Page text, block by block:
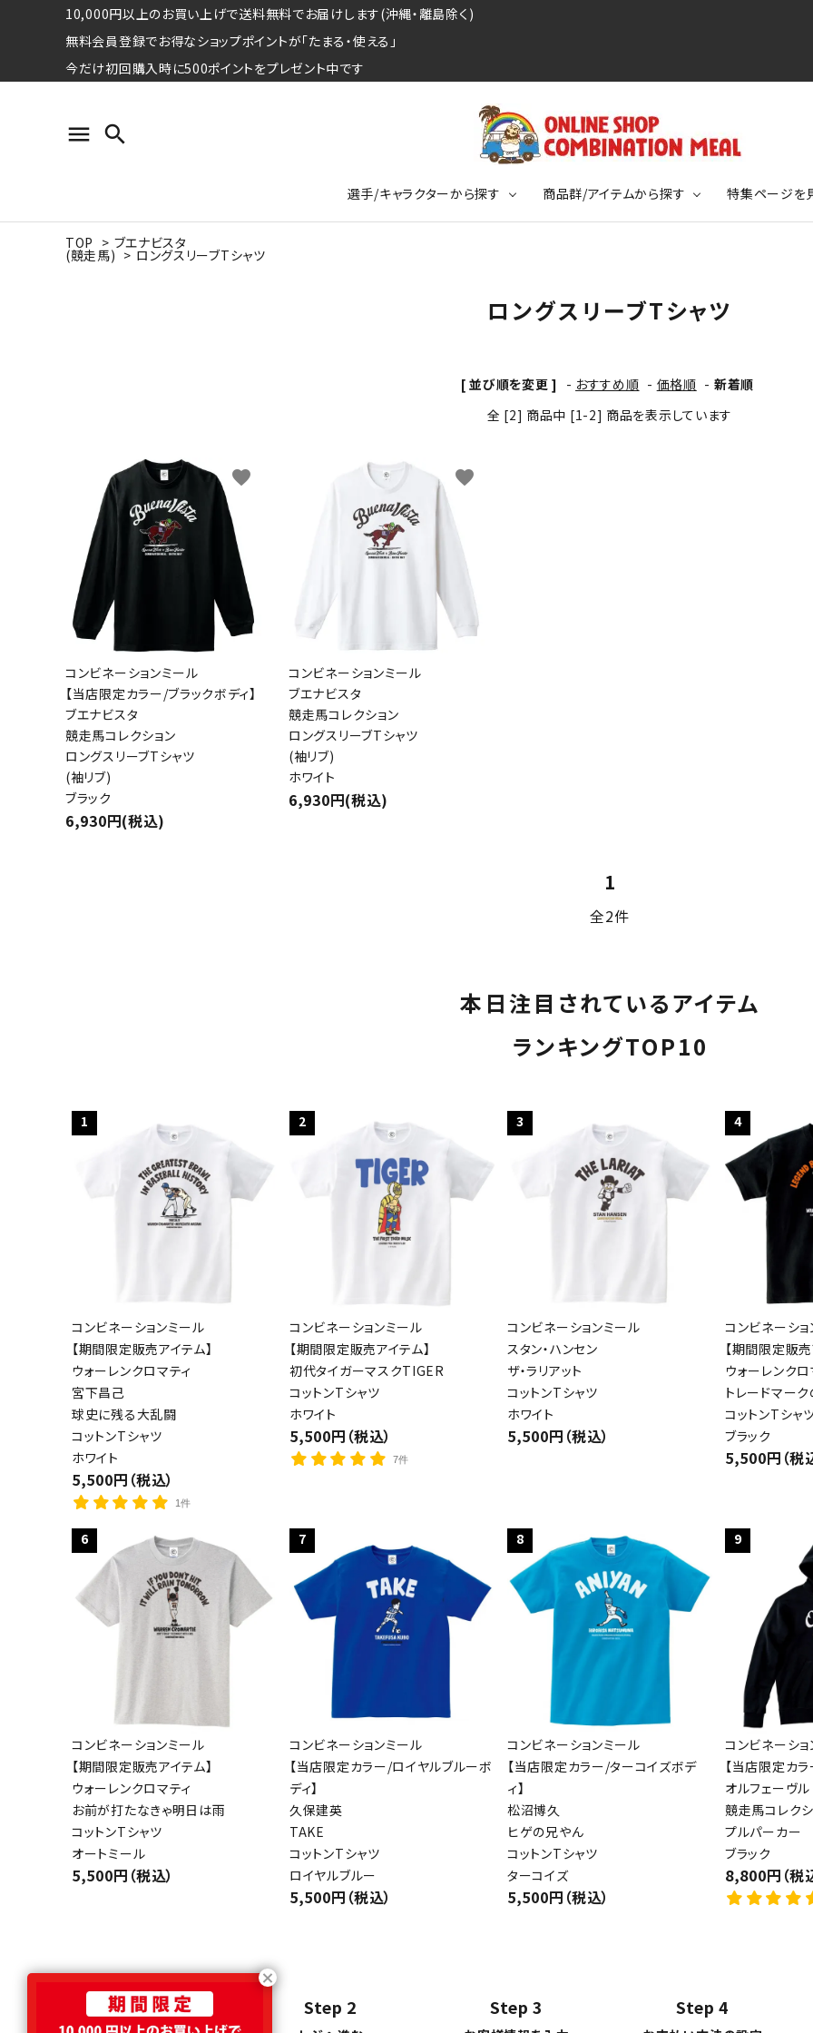
10,000円以上のお買い上げで送料無料でお届けします(沖縄・離島除く)
無料会員登録でお得なショップポイントが「たまる・使える」
今だけ初回購入時に500ポイントをプレゼント中です
menu search
選手/キャラクターから探す
プロ野球選手コレクション
レジェンドサッカー選手シリーズ 競走馬コレクション
ジャパニメーションコレクション カジュアルフットボールスタイル
商品群/アイテムから探す
Tシャツ
KIDSサイズ
特集ページを
特集ページ
TOP > ブエナビスタ
(競走馬) > ロングスリーブTシャツ
ロングスリーブTシャツ
[ 並び順を変更 ] - おすすめ順 - 価格順 - 新着順
全 [2] 商品中 [1-2] 商品を表示しています
コンビネーションミール
【当店限定カラー/ブラックボディ】
ブエナビスタ
競走馬コレクション
ロングスリーブTシャツ
(袖リブ)
ブラック
6,930円(税込)
favorite
コンビネーションミール
ブエナビスタ
競走馬コレクション
ロングスリーブTシャツ
(袖リブ)
ホワイト
6,930円(税込)
favorite
1
全2件
カテゴリー
本日注目されているアイテム
ランキングTOP10
1
コンビネーションミール
【期間限定販売アイテム】
ウォーレンクロマティ
宮下昌己
球史に残る大乱闘
コットンTシャツ
ホワイト
5,500円（税込）
1件
2
コンビネーションミール
【期間限定販売アイテム】
初代タイガーマスクTIGER
コットンTシャツ
ホワイト
5,500円（税込）
7件
3
コンビネーションミール
スタン・ハンセン
ザ・ラリアット
コットンTシャツ
ホワイト
5,500円（税込）
4
コンビネーシ
【期間限定販売
ウォーレンクロ
トレードマー
コットンTシャ
ブラック
5,500円（税
6
コンビネーションミール
【期間限定販売アイテム】
ウォーレンクロマティ
お前が打たなきゃ明日は雨
コットンTシャツ
オートミール
5,500円（税込）
7
コンビネーションミール
【当店限定カラー/ロイヤルブルーボ
ディ】
久保建英
TAKE
コットンTシャツ
ロイヤルブルー
5,500円（税込）
8
コンビネーションミール
【当店限定カラー/ターコイズボデ
ィ】
松沼博久
ヒゲの兄やん
コットンTシャツ
ターコイズ
5,500円（税込）
9
コンビネーシ
【当店限定カラ
オルフェーヴル
競走馬コレク
プルパーカー
ブラック
8,800円（税
Step 1 Step 2 Step 3 Step 4